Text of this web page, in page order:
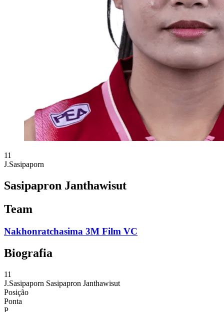
11
J.Sasipaporn
Sasipapron Janthawisut
Team
Nakhonratchasima 3M Film VC
Biografia
11
J.Sasipaporn Sasipapron Janthawisut
Posição
Ponta